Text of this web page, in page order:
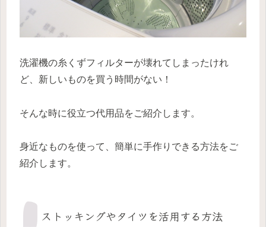
洗濯機の糸くずフィルターが壊れてしまったけれ
ど、新しいものを買う時間がない！
そんな時に役立つ代用品をご紹介します。
身近なものを使って、簡単に手作りできる方法をご
紹介します。
ストッキングやタイツを活用する方法